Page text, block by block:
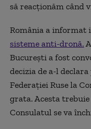
să reacționăm când
România a informat
sisteme anti-dronă.
București a fost
decizia de a-l
Federației Ruse la
grata. Acesta
Consulatul se va